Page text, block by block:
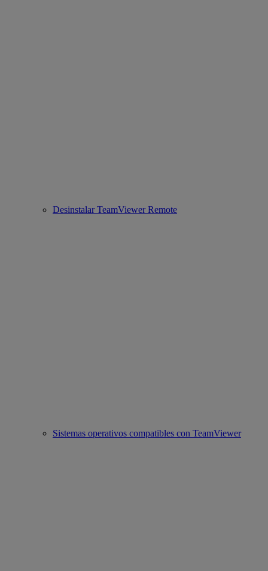
Desinstalar TeamViewer Remote
Sistemas operativos compatibles con TeamViewer